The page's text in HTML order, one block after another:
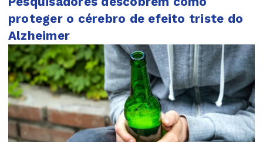
proteger o cérebro de efeito triste do
Alzheimer